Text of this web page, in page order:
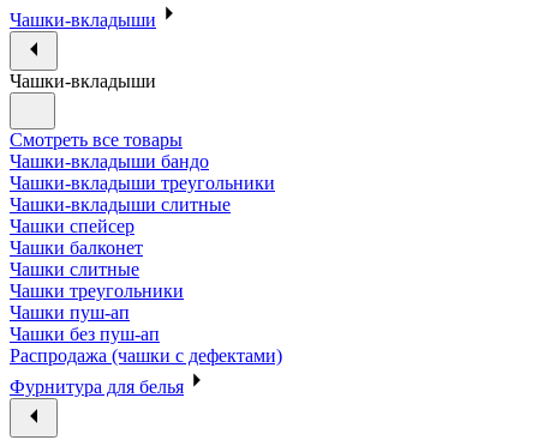
Чашки-вкладыши
Чашки-вкладыши
Смотреть все товары
Чашки-вкладыши бандо
Чашки-вкладыши треугольники
Чашки-вкладыши слитные
Чашки спейсер
Чашки балконет
Чашки слитные
Чашки треугольники
Чашки пуш-ап
Чашки без пуш-ап
Распродажа (чашки с дефектами)
Фурнитура для белья